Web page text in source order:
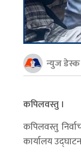
न्युज डेस्क
कपिलवस्तु ।
कपिलवस्तु
कार्यालय